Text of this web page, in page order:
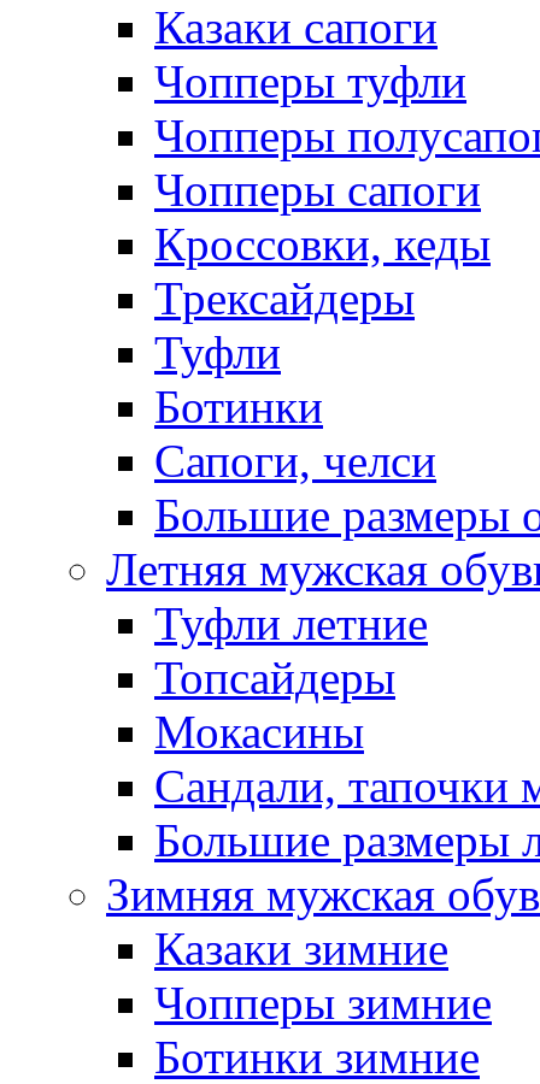
Казаки сапоги
Чопперы туфли
Чопперы
Чопперы сапоги
Кроссовки, кеды
Трексайдеры
Туфли
Ботинки
Сапоги, челси
Большие размеры
Летняя мужская
Туфли летние
Топсайдеры
Мокасины
Сандали, тапочки
Большие размеры
Зимняя мужская
Казаки зимние
Чопперы зимние
Ботинки зимние